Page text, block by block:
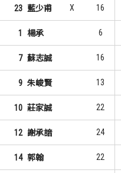
23 藍少甫 X 16
1 楊承 6
7 蘇志誠 16
9 朱峻賢 13
10 莊家誠 22
12 謝承諳 24
14 郭翰 22